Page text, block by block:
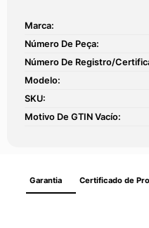
Marca:
Número De Peça:
Número De Registro/
Modelo:
SKU:
Motivo De GTIN Vacío:
Garantia Certificado de